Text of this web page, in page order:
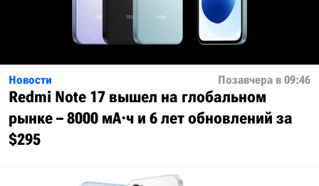
Новости Позавчера в 09:46
Redmi Note 17 вышел на глобальном
рынке – 8000 мА·ч и 6 лет обновлений за
$295